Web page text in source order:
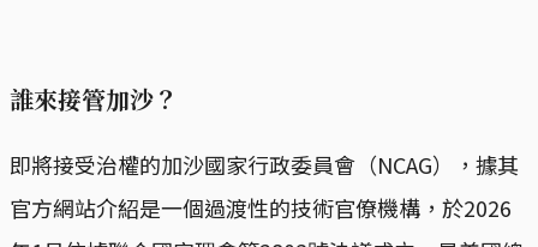
誰來接管加沙？
即將接受治權的加沙國家行政委員會（NCAG），據其
官方網站介紹是一個過渡性的技術官僚機構，於2026